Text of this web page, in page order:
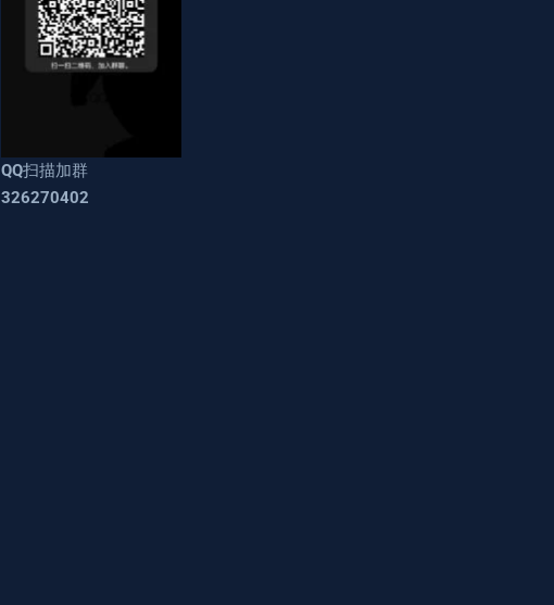
QQ扫描加群
326270402